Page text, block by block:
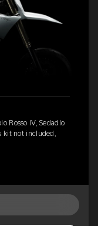
Rosso IV, Sedadlo
kit not included,